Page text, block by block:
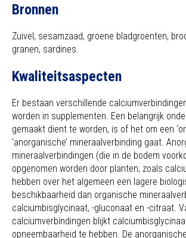
Bronnen
Zuivel, sesamzaad, groene bladgroenten,
granen, sardines.
Kwaliteitsaspecten
Er bestaan verschillende
worden in supplementen. Een belangrijk
gemaakt dient te worden, is of het om een
‘anorganische’ mineraalverbinding gaat.
mineraalverbindingen (die in de bodem
opgenomen worden door planten, zoals
hebben over het algemeen een lagere
beschikbaarheid dan organische
calciumbisglycinaat, -gluconaat en -citraat.
calciumverbindingen blijkt
opneembaarheid te hebben. De anorganische